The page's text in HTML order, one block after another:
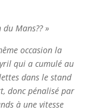
Mans?? »
occasion la
qui a cumulé au
dans le stand
donc pénalisé par
à une vitesse